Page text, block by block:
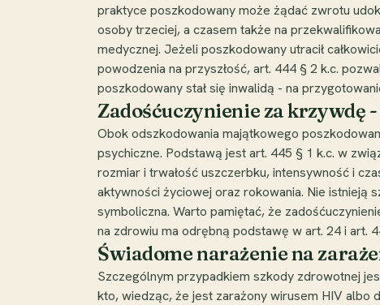
praktyce poszkodowany może żądać zwrotu
osoby trzeciej, a czasem także na
medycznej. Jeżeli poszkodowany utracił
powodzenia na przyszłość, art. 444 § 2 k.c.
poszkodowany stał się inwalidą - na
Zadośćuczynienie za krzywdę
Obok odszkodowania majątkowego
psychiczne. Podstawą jest art. 445 § 1 k.c. w
rozmiar i trwałość uszczerbku, intensywność i
aktywności życiowej oraz rokowania. Nie istnieją
symboliczna. Warto pamiętać, że
na zdrowiu ma odrębną podstawę w art. 24 i art.
Świadome narażenie na
Szczególnym przypadkiem szkody zdrowotnej
kto, wiedząc, że jest zarażony wirusem HIV albo